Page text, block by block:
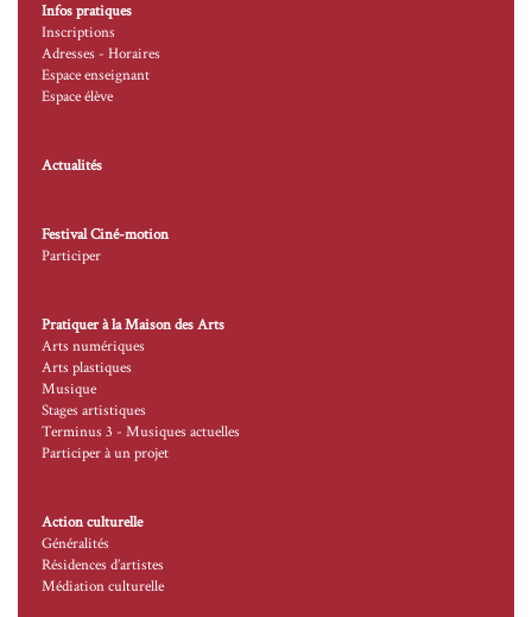
Infos pratiques
Inscriptions
Adresses - Horaires
Espace enseignant
Espace élève
Actualités
Festival Ciné-motion
Participer
Pratiquer à la Maison des Arts
Arts numériques
Arts plastiques
Musique
Stages artistiques
Terminus 3 - Musiques actuelles
Participer à un projet
Action culturelle
Généralités
Résidences d’artistes
Médiation culturelle